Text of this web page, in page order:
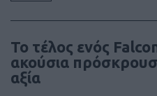
Το τέλος ενός
ακούσια
αξία